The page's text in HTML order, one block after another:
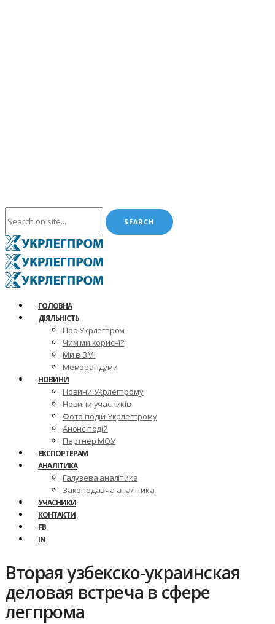
ГОЛОВНА
ДІЯЛЬНІСТЬ
Про Укрлегпром
Чим ми корисні?
Ми в ЗМІ
Меморандуми
НОВИНИ
Новини Укрлегпрому
Новини учасників
Фото подій Укрлегпрому
Анонс подій
Партнер МОУ
ЕКСПОРТЕРАМ
АНАЛІТИКА
Галузева аналітика
Законодавча аналітика
УЧАСНИКИ
КОНТАКТИ
FB
IN
Вторая узбекско-украинская
деловая встреча в сфере
легпрома